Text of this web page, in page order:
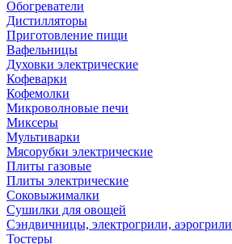
Обогреватели
Дистилляторы
Приготовление пищи
Вафельницы
Духовки электрические
Кофеварки
Кофемолки
Микроволновые печи
Миксеры
Мультиварки
Мясорубки электрические
Плиты газовые
Плиты электрические
Соковыжималки
Сушилки для овощей
Сэндвичницы, электрогрили, аэрогрили
Тостеры